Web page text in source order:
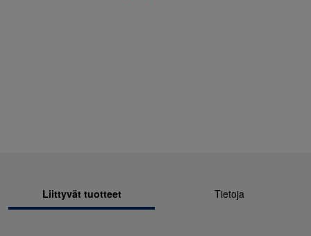
Liittyvät tuotteet Tietoja